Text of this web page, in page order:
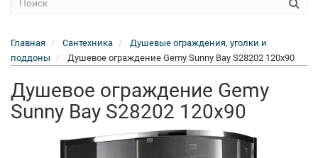
Главная Сантехника
Душевые ограждения, уголки и
поддоны
Душевое ограждение Gemy Sunny Bay S28202 120x90
Душевое ограждение Gemy
Sunny Bay S28202 120x90